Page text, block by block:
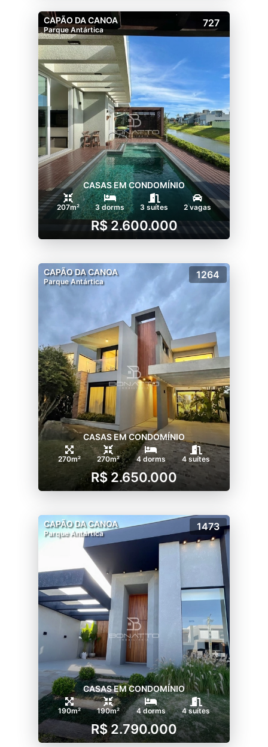
CAPÃO DA CANOA
Parque Antártica
727
CASAS EM CONDOMÍNIO
207m² 3 dorms 3 suítes 2 vagas
R$ 2.600.000
CAPÃO DA CANOA
Parque Antártica
1264
CASAS EM CONDOMÍNIO
270m² 270m² 4 dorms 4 suítes
R$ 2.650.000
CAPÃO DA CANOA
Parque Antártica
1473
CASAS EM CONDOMÍNIO
190m² 190m² 4 dorms 4 suítes
R$ 2.790.000